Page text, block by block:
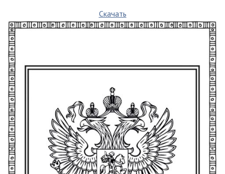
Скачать